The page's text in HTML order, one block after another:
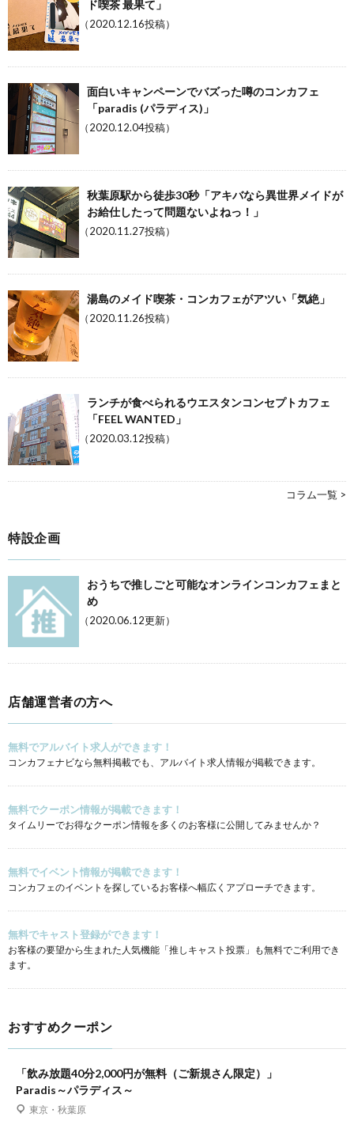
ド喫茶 最果て」
（2020.12.16投稿）
面白いキャンペーンでバズった噂のコンカフェ
「paradis (パラディス)」
（2020.12.04投稿）
秋葉原駅から徒歩30秒「アキバなら異世界メイドが
お給仕したって問題ないよねっ！」
（2020.11.27投稿）
湯島のメイド喫茶・コンカフェがアツい「気絶」
（2020.11.26投稿）
ランチが食べられるウエスタンコンセプトカフェ
「FEEL WANTED」
（2020.03.12投稿）
コラム一覧 >
特設企画
おうちで推しごと可能なオンラインコンカフェまと
め
（2020.06.12更新）
店舗運営者の方へ
無料でアルバイト求人ができます！
コンカフェナビなら無料掲載でも、アルバイト求人情報が掲載できます。
無料でクーポン情報が掲載できます！
タイムリーでお得なクーポン情報を多くのお客様に公開してみませんか？
無料でイベント情報が掲載できます！
コンカフェのイベントを探しているお客様へ幅広くアプローチできます。
無料でキャスト登録ができます！
お客様の要望から生まれた人気機能「推しキャスト投票」も無料でご利用でき
ます。
おすすめクーポン
「飲み放題40分2,000円が無料（ご新規さん限定）」
Paradis～パラディス～
東京・秋葉原